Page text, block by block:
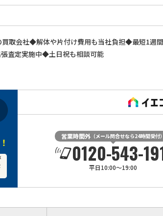
取会社◆解体や片付け費用も当社負担◆最短1週
査定実施中◆土日祝も相談可能
営業時間外（メール問合せなら24時間受付）
0120-543-
平日10:00～19:00